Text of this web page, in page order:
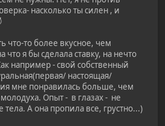
насколько ты силен , и
что-то более вкусное, чем
что я бы сделала ставку, на нечто
например - свой собственный
настоящая/
мне понравилась больше, чем
Опыт - в глазах - не
А она пропила все, грустно...)